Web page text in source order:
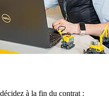
à la fin du contrat :